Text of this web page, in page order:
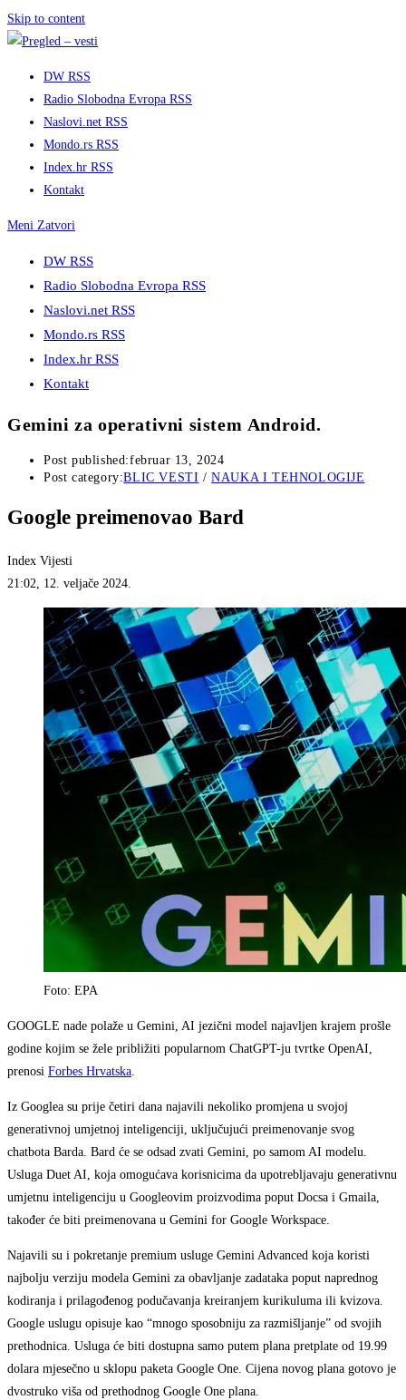
Skip to content
DW RSS
Radio Slobodna Evropa RSS
Naslovi.net RSS
Mondo.rs RSS
Index.hr RSS
Kontakt
Meni Zatvori
DW RSS
Radio Slobodna Evropa RSS
Naslovi.net RSS
Mondo.rs RSS
Index.hr RSS
Kontakt
Gemini za operativni sistem Android.
Post published:februar 13, 2024
Post category:BLIC VESTI / NAUKA I TEHNOLOGIJE
Google preimenovao Bard
Index Vijesti
21:02, 12. veljače 2024.
Foto: EPA
GOOGLE nade polaže u Gemini, AI jezični model najavljen krajem prošle
godine kojim se žele približiti popularnom ChatGPT-ju tvrtke OpenAI,
prenosi Forbes Hrvatska.
Iz Googlea su prije četiri dana najavili nekoliko promjena u svojoj
generativnoj umjetnoj inteligenciji, uključujući preimenovanje svog
chatbota Barda. Bard će se odsad zvati Gemini, po samom AI modelu.
Usluga Duet AI, koja omogućava korisnicima da upotrebljavaju generativnu
umjetnu inteligenciju u Googleovim proizvodima poput Docsa i Gmaila,
također će biti preimenovana u Gemini for Google Workspace.
Najavili su i pokretanje premium usluge Gemini Advanced koja koristi
najbolju verziju modela Gemini za obavljanje zadataka poput naprednog
kodiranja i prilagođenog podučavanja kreiranjem kurikuluma ili kvizova.
Google uslugu opisuje kao “mnogo sposobniju za razmišljanje” od svojih
prethodnica. Usluga će biti dostupna samo putem plana pretplate od 19.99
dolara mjesečno u sklopu paketa Google One. Cijena novog plana gotovo je
dvostruko viša od prethodnog Google One plana.